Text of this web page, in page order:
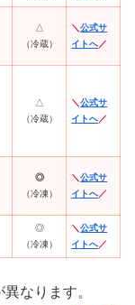
△
（冷蔵）
＼公式サ
イトへ／
△
（冷蔵）
＼公式サ
イトへ／
◎
（冷凍）
＼公式サ
イトへ／
◎
（冷凍）
＼公式サ
イトへ／
なります。